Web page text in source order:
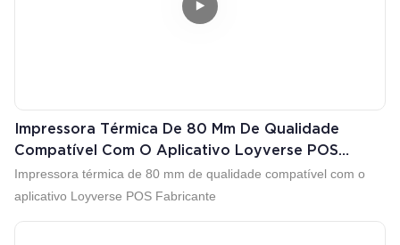
Impressora Térmica De 80 Mm De Qualidade
Compatível Com O Aplicativo Loyverse POS
Fabricante
Impressora térmica de 80 mm de qualidade compatível com o
aplicativo Loyverse POS Fabricante